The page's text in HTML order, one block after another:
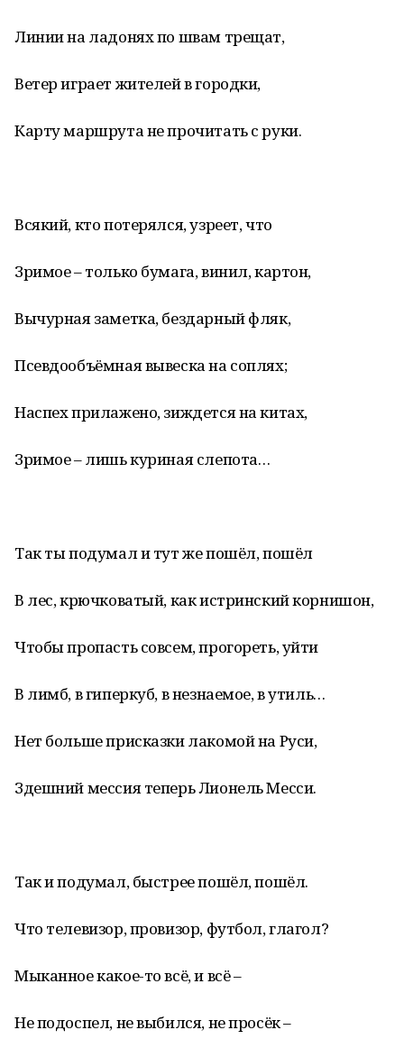
Линии на ладонях по швам трещат,
Ветер играет жителей в городки,
Карту маршрута не прочитать с руки.
Всякий, кто потерялся, узреет, что
Зримое – только бумага, винил, картон,
Вычурная заметка, бездарный фляк,
Псевдообъёмная вывеска на соплях;
Наспех прилажено, зиждется на китах,
Зримое – лишь куриная слепота…
Так ты подумал и тут же пошёл, пошёл
В лес, крючковатый, как истринский корнишон,
Чтобы пропасть совсем, прогореть, уйти
В лимб, в гиперкуб, в незнаемое, в утиль…
Нет больше присказки лакомой на Руси,
Здешний мессия теперь Лионель Месси.
Так и подумал, быстрее пошёл, пошёл.
Что телевизор, провизор, футбол, глагол?
Мыканное какое-то всё, и всё –
Не подоспел, не выбился, не просёк –